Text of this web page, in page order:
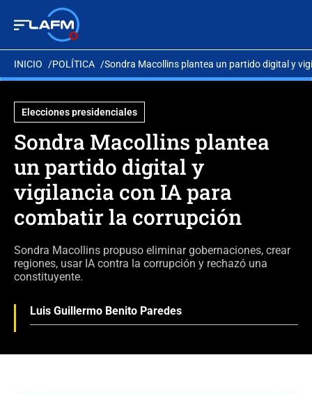
INICIO POLÍTICA Sondra Macollins plantea un partido digital y
Elecciones presidenciales
Sondra Macollins plantea
un partido digital y
vigilancia con IA para
combatir la corrupción
Sondra Macollins propuso eliminar gobernaciones, crear
regiones, usar IA contra la corrupción y rechazó una
constituyente.
Luis Guillermo Benito Paredes